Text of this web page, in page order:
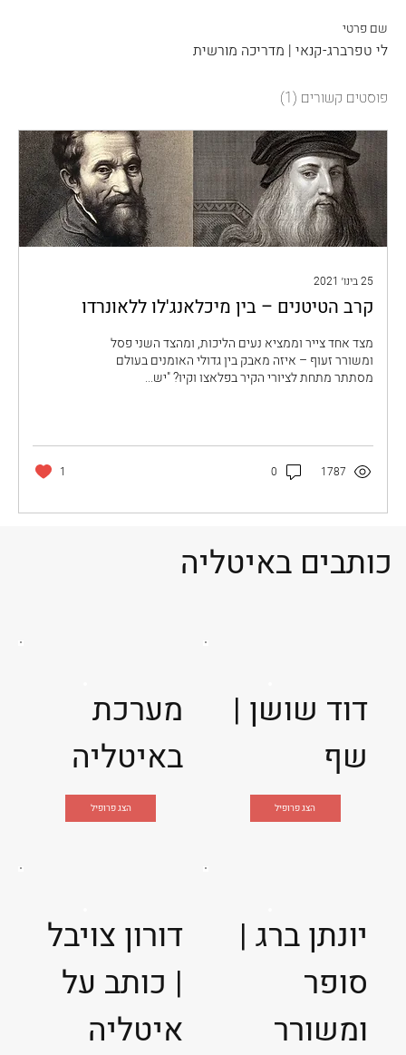
שם פרטי
לי טפרברג-קנאי | מדריכה מורשית
פוסטים קשורים (1)
25 בינו׳ 2021
קרב הטיטנים – בין מיכלאנג'לו ללאונרדו
מצד אחד ­­צייר וממציא נעים הליכות, ומהצד השני פסל
ומשורר זעוף – איזה מאבק בין גדולי האומנים בעולם
מסתתר מתחת לציורי הקיר בפלאצו וקיו? "יש...
1787
0
1
מערכת
באיטליה
הצג פרופיל
דוד שושן |
שף
הצג פרופיל
דורון צויבל
| כותב על
איטליה
יונתן ברג |
סופר
ומשורר
כותבים באיטליה